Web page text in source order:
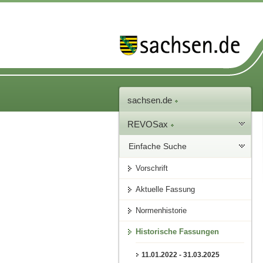
sachsen.de
REVOSax
Einfache Suche
Vorschrift
Aktuelle Fassung
Normenhistorie
Historische Fassungen
11.01.2022 - 31.03.2025